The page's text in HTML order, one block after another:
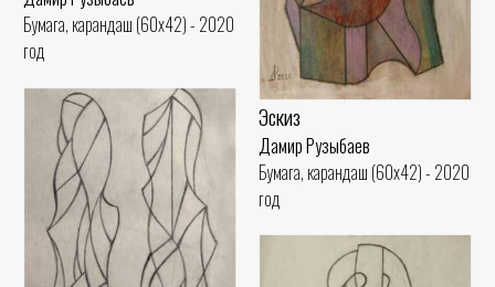
Бумага, карандаш (60x42) - 2020
год
Эскиз
Дамир Рузыбаев
Бумага, карандаш (60x42) - 2020
год